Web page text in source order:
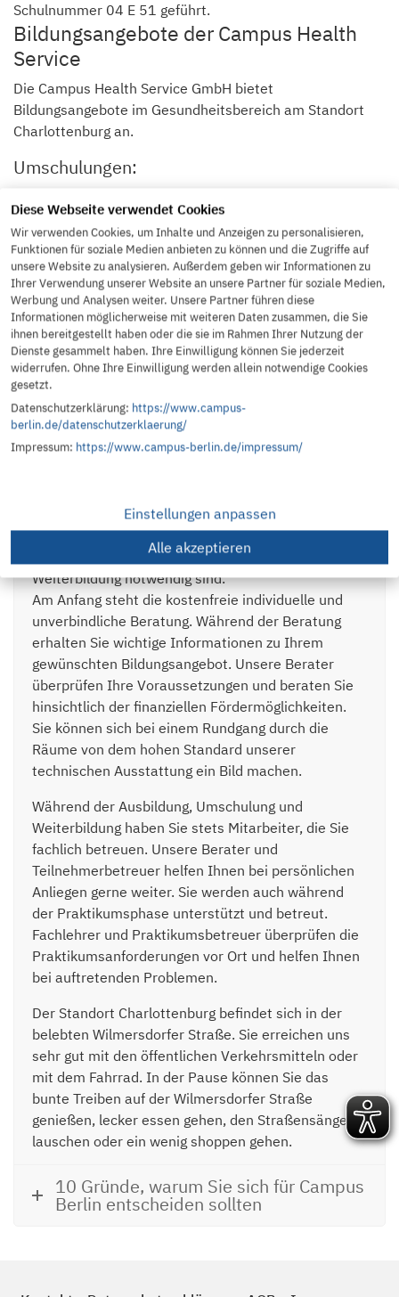
Diese Webseite verwendet Cookies
Wir verwenden Cookies, um Inhalte und Anzeigen zu personalisieren,
Funktionen für soziale Medien anbieten zu können und die Zugriffe auf
unsere Website zu analysieren. Außerdem geben wir Informationen zu
Ihrer Verwendung unserer Website an unsere Partner für soziale Medien,
Werbung und Analysen weiter. Unsere Partner führen diese
Informationen möglicherweise mit weiteren Daten zusammen, die Sie
ihnen bereitgestellt haben oder die sie im Rahmen Ihrer Nutzung der
Dienste gesammelt haben. Ihre Einwilligung können Sie jederzeit
widerrufen. Ohne Ihre Einwilligung werden allein notwendige Cookies
gesetzt.
Datenschutzerklärung: https://www.campus-
berlin.de/datenschutzerklaerung/
Impressum: https://www.campus-berlin.de/impressum/
Einstellungen anpassen
Alle akzeptieren
Schulnummer 04 E 51 geführt.
Bildungsangebote der Campus Health
Service
Die Campus Health Service GmbH bietet
Bildungsangebote im Gesundheitsbereich am Standort
Charlottenburg an.
Umschulungen:
Kauffrau / Kaufmann im Gesundheitswesen (Vollzeit)
Medizinische/r Fachangestellte/r (MFA) (Vollzeit)
Medizinische/r Fachangestellte/r (MFA) (Teilzeit)
Fort- und Weiterbildungen:
Geprüfte*r Fachwirt*in im Gesundheits- und Sozialwesen
Betreuungsassistent*in
Pflegebasiskurs
Refresher-Kurs für Betreuungsassistent*innen
Was macht Campus Berlin so
Campus Berlin verfügt über alle personellen wie
materiell-technischen Voraussetzungen, die für
eine erfolgreiche Ausbildung, Umschulung und
Weiterbildung notwendig sind.
Am Anfang steht die kostenfreie individuelle und
unverbindliche Beratung. Während der Beratung
erhalten Sie wichtige Informationen zu Ihrem
gewünschten Bildungsangebot. Unsere Berater
überprüfen Ihre Voraussetzungen und beraten Sie
hinsichtlich der finanziellen Fördermöglichkeiten.
Sie können sich bei einem Rundgang durch die
Räume von dem hohen Standard unserer
technischen Ausstattung ein Bild machen.
Während der Ausbildung, Umschulung und
Weiterbildung haben Sie stets Mitarbeiter, die Sie
fachlich betreuen. Unsere Berater und
Teilnehmerbetreuer helfen Ihnen bei persönlichen
Anliegen gerne weiter. Sie werden auch während
der Praktikumsphase unterstützt und betreut.
Fachlehrer und Praktikumsbetreuer überprüfen die
Praktikumsanforderungen vor Ort und helfen Ihnen
bei auftretenden Problemen.
Der Standort Charlottenburg befindet sich in der
belebten Wilmersdorfer Straße. Sie erreichen uns
sehr gut mit den öffentlichen Verkehrsmitteln oder
mit dem Fahrrad. In der Pause können Sie das
bunte Treiben auf der Wilmersdorfer Straße
genießen, lecker essen gehen, den Straßensängern
lauschen oder ein wenig shoppen gehen.
10 Gründe, warum Sie sich für Campus
Berlin entscheiden sollten